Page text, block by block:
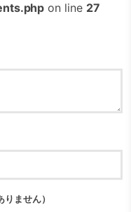
on line 27
ません）